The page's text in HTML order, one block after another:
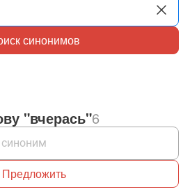
синонимов
"вчерась"6
Предложить